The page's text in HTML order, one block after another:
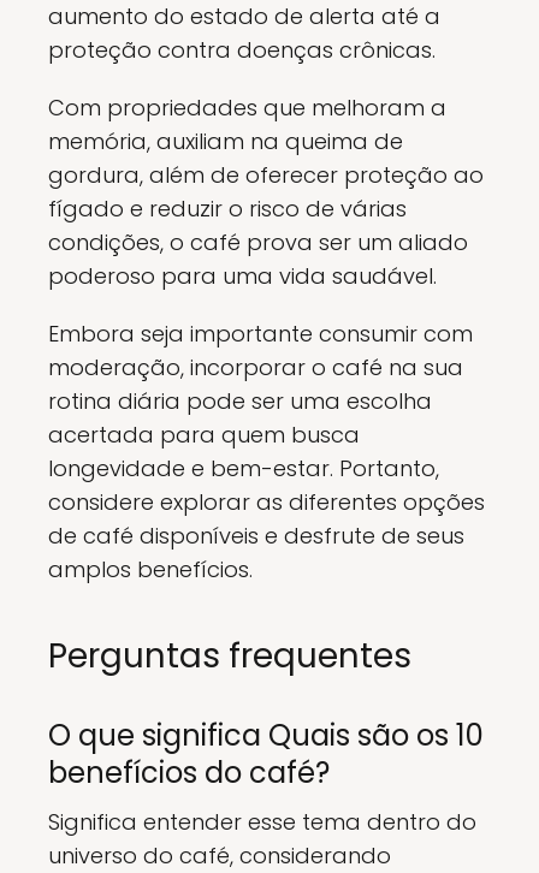
aumento do estado de alerta até a
proteção contra doenças crônicas.
Com propriedades que melhoram a
memória, auxiliam na queima de
gordura, além de oferecer proteção ao
fígado e reduzir o risco de várias
condições, o café prova ser um aliado
poderoso para uma vida saudável.
Embora seja importante consumir com
moderação, incorporar o café na sua
rotina diária pode ser uma escolha
acertada para quem busca
longevidade e bem-estar. Portanto,
considere explorar as diferentes opções
de café disponíveis e desfrute de seus
amplos benefícios.
Perguntas frequentes
O que significa Quais são os 10
benefícios do café?
Significa entender esse tema dentro do
universo do café, considerando